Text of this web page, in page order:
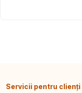
Servicii pentru clienți